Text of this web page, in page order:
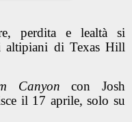
perdita e lealtà si
altipiani di Texas Hill
Canyon con Josh
il 17 aprile, solo su